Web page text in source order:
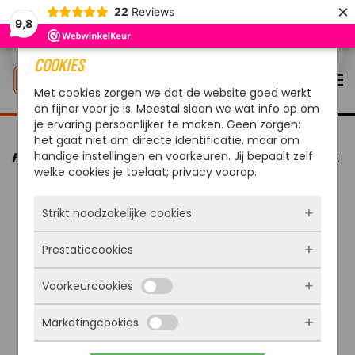
9,8
22 Reviews ×
Overslaan en naar de inhoud gaan
HOME MERKEN COZZE COZZE TROLLEY VOOR G-800 MODEL
COOKIES
Met cookies zorgen we dat de website goed werkt
en fijner voor je is. Meestal slaan we wat info op om
je ervaring persoonlijker te maken. Geen zorgen:
het gaat niet om directe identificatie, maar om
handige instellingen en voorkeuren. Jij bepaalt zelf
welke cookies je toelaat; privacy voorop.
Strikt noodzakelijke cookies
Deze cookies zorgen ervoor dat de website
überhaupt werkt. Ze zijn dus altijd actief en
kunnen niet worden uitgezet. Meestal worden
ze alleen geplaatst als jij iets doet, zoals
inloggen, een formulier invullen of je
privacyvoorkeuren opslaan. Je kunt je browser
zo instellen dat hij deze cookies blokkeert of je
Prestatiecookies
Met deze cookies zien we hoe vaak onze site
bezocht wordt, waar bezoekers vandaan
komen en welke pagina’s populair zijn. Zo
kunnen we de website blijven verbeteren.
Voorkeurcookies
Deze cookies onthouden jouw voorkeuren.
Bijvoorbeeld taalkeuze of ingevulde gegevens.
Marketingcookies